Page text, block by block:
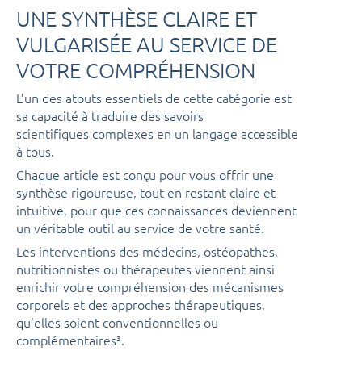
UNE SYNTHÈSE CLAIRE ET
VULGARISÉE AU SERVICE DE
VOTRE COMPRÉHENSION
L’un des atouts essentiels de cette catégorie est
sa capacité à traduire des savoirs
scientifiques complexes en un langage accessible
à tous.
Chaque article est conçu pour vous offrir une
synthèse rigoureuse, tout en restant claire et
intuitive, pour que ces connaissances deviennent
un véritable outil au service de votre santé.
Les interventions des médecins, ostéopathes,
nutritionnistes ou thérapeutes viennent ainsi
enrichir votre compréhension des mécanismes
corporels et des approches thérapeutiques,
qu’elles soient conventionnelles ou
complémentaires³.